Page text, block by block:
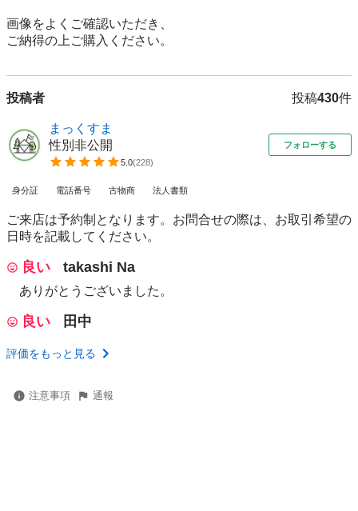
画像をよくご確認いただき、
ご納得の上ご購入ください。
投稿者 投稿430件
まっくすま
性別非公開
5.0(228)
フォローする
身分証 電話番号 古物商 法人書類
ご来店は予約制となります。お問合せの際は、お取引希望の
日時を記載してください。
良い takashi Na
ありがとうございました。
良い 田中
評価をもっと見る
注意事項 通報